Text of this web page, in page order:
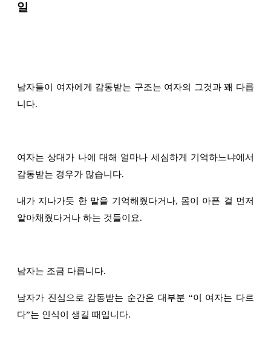
일
남자들이 여자에게 감동받는 구조는 여자의 그것과 꽤 다릅
니다.
여자는 상대가 나에 대해 얼마나 세심하게 기억하느냐에서
감동받는 경우가 많습니다.
내가 지나가듯 한 말을 기억해줬다거나, 몸이 아픈 걸 먼저
알아채줬다거나 하는 것들이요.
남자는 조금 다릅니다.
남자가 진심으로 감동받는 순간은 대부분 “이 여자는 다르
다”는 인식이 생길 때입니다.